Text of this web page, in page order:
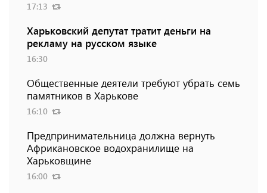
17:13
Харьковский депутат тратит деньги на
рекламу на русском языке
16:30
Общественные деятели требуют убрать семь
памятников в Харькове
16:10
Предпринимательница должна вернуть
Африкановское водохранилище на
Харьковщине
16:00